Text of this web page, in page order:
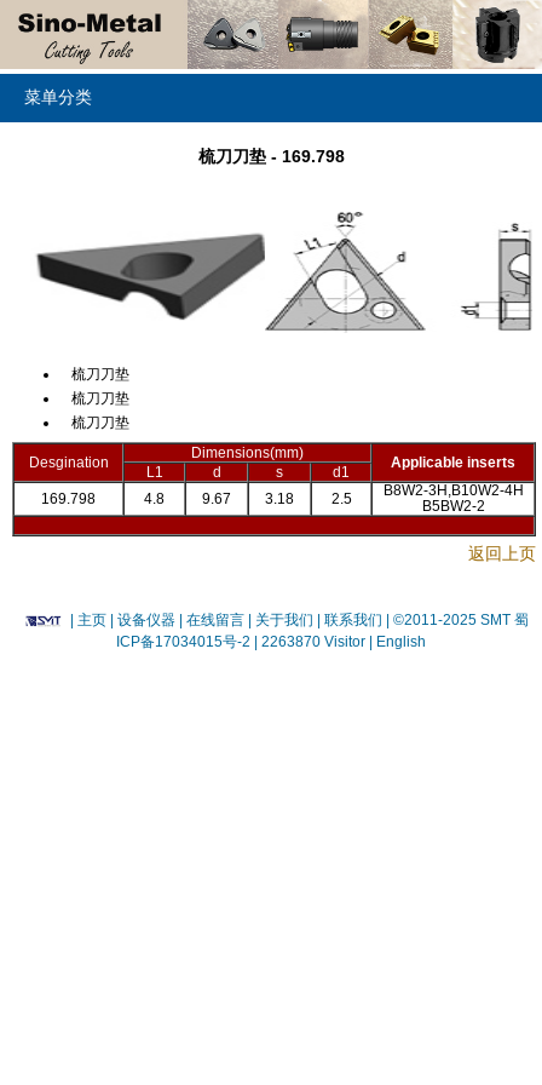
菜单分类
梳刀刀垫 - 169.798
梳刀刀垫
梳刀刀垫
梳刀刀垫
Desgination
Dimensions(mm)
Applicable inserts
L1 d s
d1
169.798
4.8 9.67 3.18 2.5
B8W2-3H,B10W2-4H
B5BW2-2
返回上页
主页 | 设备仪器 | 在线留言 | 关于我们 | 联系我们 | ©2011-2025 SMT 蜀
ICP备17034015号-2
| 2263870 Visitor | English